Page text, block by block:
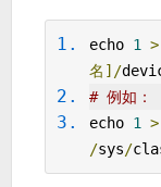
echo 1 >
名]/
# 例如：
echo 1
>
/sys/